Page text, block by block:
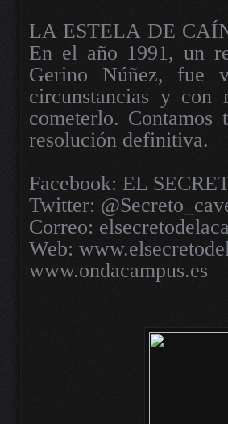
LA ESTELA DE
En el año 1991, un
Gerino Núñez, fue
circunstancias y con
cometerlo. Contamos
resolución definitiva.
Facebook: EL
Twitter:
Correo:
Web:
www.ondacampus.es